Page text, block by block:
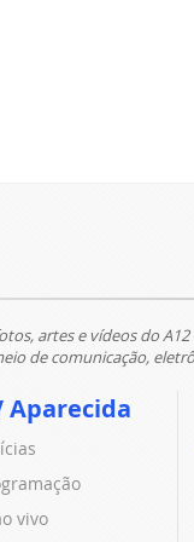
artes e vídeos do
de comunicação,
Aparecida
vivo